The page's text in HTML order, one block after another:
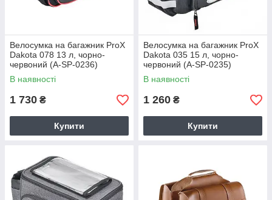
Велосумка на багажник ProX
Dakota 078 13 л, чорно-
червоний (A-SP-0236)
В наявності
1 730 ₴
Купити
Велосумка на багажник ProX
Dakota 035 15 л, чорно-
червоний (A-SP-0235)
В наявності
1 260 ₴
Купити